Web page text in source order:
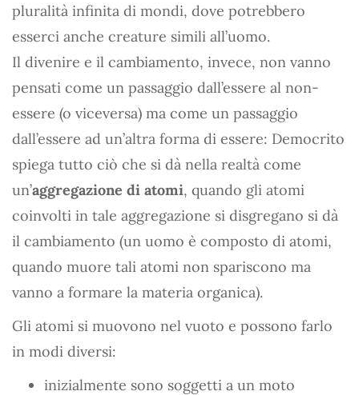
pluralità infinita di mondi, dove potrebbero
esserci anche creature simili all’uomo.
Il divenire e il cambiamento, invece, non vanno
pensati come un passaggio dall’essere al non-
essere (o viceversa) ma come un passaggio
dall’essere ad un’altra forma di essere: Democrito
spiega tutto ciò che si dà nella realtà come
un’aggregazione di atomi, quando gli atomi
coinvolti in tale aggregazione si disgregano si dà
il cambiamento (un uomo è composto di atomi,
quando muore tali atomi non spariscono ma
vanno a formare la materia organica).
Gli atomi si muovono nel vuoto e possono farlo
in modi diversi:
inizialmente sono soggetti a un moto